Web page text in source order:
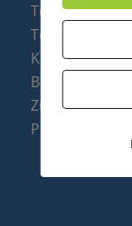
Telefone
Konftel
Baugruppen
Zubehör &